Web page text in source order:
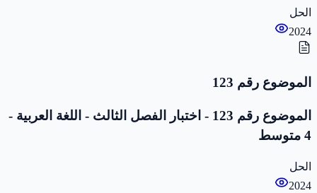
الحل
2024
الموضوع رقم 123
الموضوع رقم 123 - اختبار الفصل الثالث - اللغة العربية -
4 متوسط
الحل
2024